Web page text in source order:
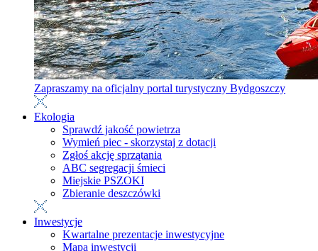
Zapraszamy na oficjalny portal turystyczny Bydgoszczy
Ekologia
Sprawdź jakość powietrza
Wymień piec - skorzystaj z dotacji
Zgłoś akcję sprzątania
ABC segregacji śmieci
Miejskie PSZOKI
Zbieranie deszczówki
Inwestycje
Kwartalne prezentacje inwestycyjne
Mapa inwestycji